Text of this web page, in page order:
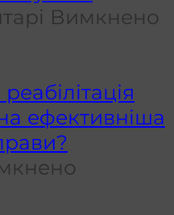
Вимкнено
ефективніша